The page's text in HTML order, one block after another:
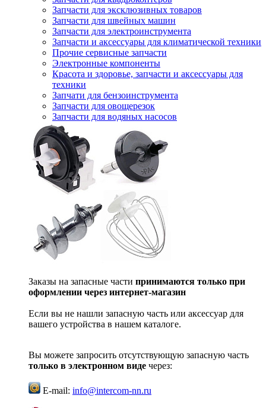
Запчасти для эксклюзивных товаров
Запчасти для швейных машин
Запчасти для электроинструмента
Запчасти и аксессуары для климатической техники
Прочие сервисные запчасти
Электронные компоненты
Красота и здоровье, запчасти и аксессуары для
техники
Запчати для бензоинструмента
Запчасти для овощерезок
Запчасти для водяных насосов
Заказы на запасные части принимаются только при
оформлении через интернет-магазин
Если вы не нашли запасную часть или аксессуар для
вашего устройства в нашем каталоге.
Вы можете запросить отсутствующую запасную часть
только в электронном виде через:
E-mail: info@intercom-nn.ru